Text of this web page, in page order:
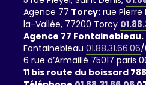
Agence 77 Torcy: rue Pierre
la-Vallée, 77200 Torcy
Agence 77 Fontainebleau.
Fontainebleau 01.88.31.66.06/
6 rue d’Armaillé 75017 paris
11 bis route du boissard